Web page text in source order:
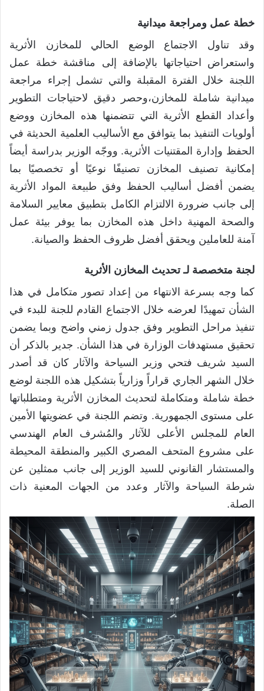
خطة عمل ومراجعة ميدانية
وقد تناول الاجتماع الوضع الحالي للمخازن الأثرية
واستعراض احتياجاتها بالإضافة إلى مناقشة خطة عمل
اللجنة خلال الفترة المقبلة والتي تشمل إجراء مراجعة
ميدانية شاملة للمخازن،وحصر دقيق لاحتياجات التطوير
وأعداد القطع الأثرية التي تتضمنها هذه المخازن ووضع
أولويات التنفيذ بما يتوافق مع الأساليب العلمية الحديثة في
الحفظ وإدارة المقتنيات الأثرية. ووجّه الوزير بدراسة أيضاً
إمكانية تصنيف المخازن تصنيفًا نوعيًا أو تخصصيًا بما
يضمن أفضل أساليب الحفظ وفق طبيعة المواد الأثرية
إلى جانب ضرورة الالتزام الكامل بتطبيق معايير السلامة
والصحة المهنية داخل هذه المخازن بما يوفر بيئة عمل
آمنة للعاملين ويحقق أفضل ظروف الحفظ والصيانة.
لجنة متخصصة لـ تحديث المخازن الأثرية
كما وجه بسرعة الانتهاء من إعداد تصور متكامل في هذا
الشأن تمهيدًا لعرضه خلال الاجتماع القادم للجنة للبدء في
تنفيذ مراحل التطوير وفق جدول زمني واضح وبما يضمن
تحقيق مستهدفات الوزارة في هذا الشأن. جدير بالذكر أن
السيد شريف فتحي وزير السياحة والآثار كان قد أصدر
خلال الشهر الجاري قراراً وزارياً بتشكيل هذه اللجنة لوضع
خطة شاملة ومتكاملة لتحديث المخازن الأثرية ومتطلباتها
على مستوى الجمهورية. وتضم اللجنة في عضويتها الأمين
العام للمجلس الأعلى للآثار والمُشرف العام الهندسي
على مشروع المتحف المصري الكبير والمنطقة المحيطة
والمستشار القانوني للسيد الوزير إلى جانب ممثلين عن
شرطة السياحة والآثار وعدد من الجهات المعنية ذات
الصلة.